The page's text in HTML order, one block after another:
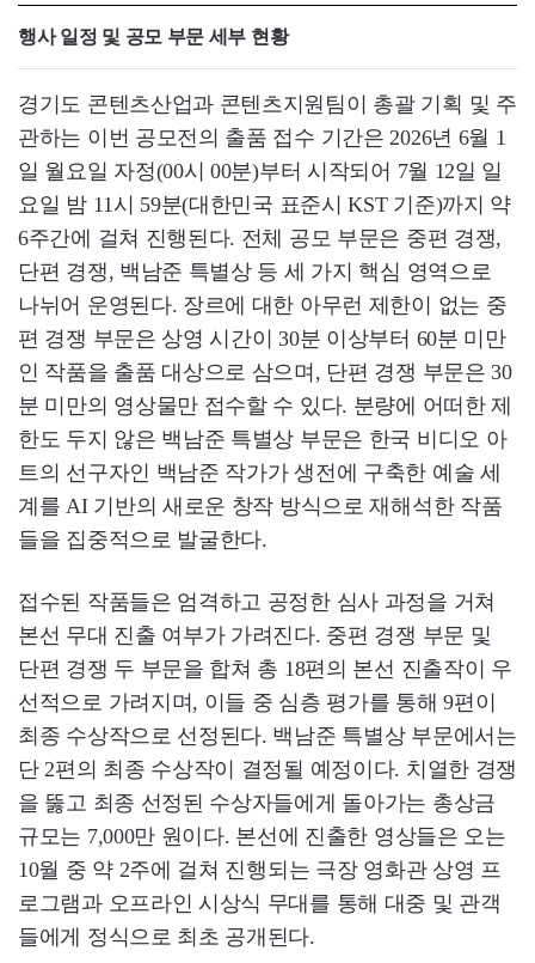
행사 일정 및 공모 부문 세부 현황
경기도 콘텐츠산업과 콘텐츠지원팀이 총괄 기획 및 주
관하는 이번 공모전의 출품 접수 기간은 2026년 6월 1
일 월요일 자정(00시 00분)부터 시작되어 7월 12일 일
요일 밤 11시 59분(대한민국 표준시 KST 기준)까지 약
6주간에 걸쳐 진행된다. 전체 공모 부문은 중편 경쟁,
단편 경쟁, 백남준 특별상 등 세 가지 핵심 영역으로
나뉘어 운영된다. 장르에 대한 아무런 제한이 없는 중
편 경쟁 부문은 상영 시간이 30분 이상부터 60분 미만
인 작품을 출품 대상으로 삼으며, 단편 경쟁 부문은 30
분 미만의 영상물만 접수할 수 있다. 분량에 어떠한 제
한도 두지 않은 백남준 특별상 부문은 한국 비디오 아
트의 선구자인 백남준 작가가 생전에 구축한 예술 세
계를 AI 기반의 새로운 창작 방식으로 재해석한 작품
들을 집중적으로 발굴한다.
접수된 작품들은 엄격하고 공정한 심사 과정을 거쳐
본선 무대 진출 여부가 가려진다. 중편 경쟁 부문 및
단편 경쟁 두 부문을 합쳐 총 18편의 본선 진출작이 우
선적으로 가려지며, 이들 중 심층 평가를 통해 9편이
최종 수상작으로 선정된다. 백남준 특별상 부문에서는
단 2편의 최종 수상작이 결정될 예정이다. 치열한 경쟁
을 뚫고 최종 선정된 수상자들에게 돌아가는 총상금
규모는 7,000만 원이다. 본선에 진출한 영상들은 오는
10월 중 약 2주에 걸쳐 진행되는 극장 영화관 상영 프
로그램과 오프라인 시상식 무대를 통해 대중 및 관객
들에게 정식으로 최초 공개된다.